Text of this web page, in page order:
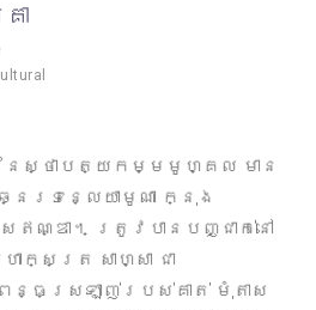
ា
នៃស្ថាបត្យកម្មមូហ្គល មាន
នេរទន្លេយាមូណា ក្នុង
ឥណ្ឌា។ ត្រូវបានបញ្ជាក់នៅ
ក្សត្រ សាហ្សា ជា
ន្ធស្រឡាញ់របស់គាត់ មុំតាស